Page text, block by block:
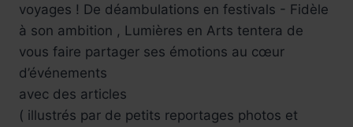
Réservez !
voyages ! De déambulations en festivals - Fidèle
à son ambition , Lumières en Arts tentera de
vous faire partager ses émotions au cœur
d’événements
avec des articles
( illustrés par de petits reportages photos et